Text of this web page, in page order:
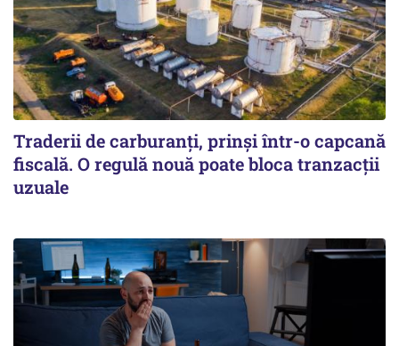
Traderii de carburanți, prinși într-o capcană
fiscală. O regulă nouă poate bloca tranzacții
uzuale